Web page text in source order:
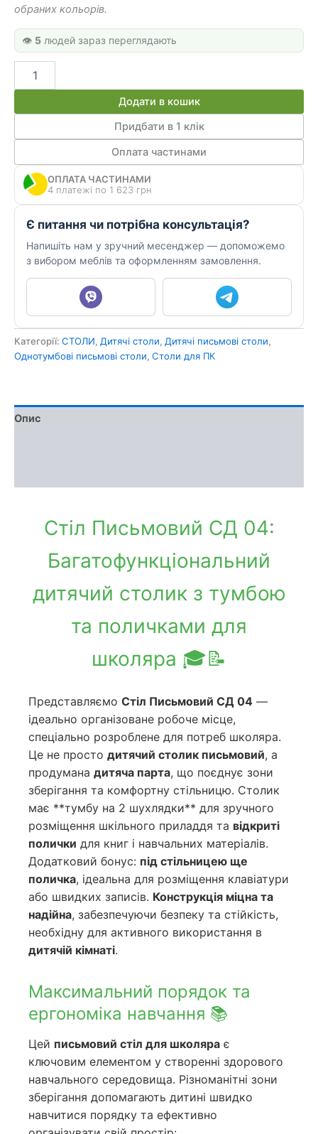
обраних кольорів.
👁️ 5 людей зараз переглядають
Письмовий
04
Додати в кошик
Придбати в 1 клік
Оплата частинами
ОПЛАТА ЧАСТИНАМИ
4 платежі по 1 623 грн
Є питання чи потрібна консультація?
Напишіть нам у зручний месенджер — допоможемо
з вибором меблів та оформленням замовлення.
Категорії: СТОЛИ, Дитячі столи, Дитячі письмові столи,
Однотумбові письмові столи, Столи для ПК
Опис
Стіл Письмовий СД 04:
Багатофункціональний
дитячий столик з тумбою
та поличками для
школяра 🎓📝
Представляємо Стіл Письмовий СД 04 —
ідеально організоване робоче місце,
спеціально розроблене для потреб школяра.
Це не просто дитячий столик письмовий, а
продумана дитяча парта, що поєднує зони
зберігання та комфортну стільницю. Столик
має **тумбу на 2 шухлядки** для зручного
розміщення шкільного приладдя та відкриті
полички для книг і навчальних матеріалів.
Додатковий бонус: під стільницею ще
поличка, ідеальна для розміщення клавіатури
або швидких записів. Конструкція міцна та
надійна, забезпечуючи безпеку та стійкість,
необхідну для активного використання в
дитячій кімнаті.
Максимальний порядок та
ергономіка навчання 📚
Цей письмовий стіл для школяра є
ключовим елементом у створенні здорового
навчального середовища. Різноманітні зони
зберігання допомагають дитині швидко
навчитися порядку та ефективно